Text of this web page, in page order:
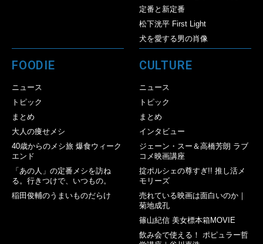
定番と新定番
松下洸平 First Light
犬を愛する男の肖像
FOODIE
ニュース
トピック
まとめ
大人の痩せメシ
40歳からのメシ旅 爆食ウィーク
エンド
「あの人」の定番メシを訪ね
る。行きつけで、いつもの。
稲田俊輔のうまいものだらけ
CULTURE
ニュース
トピック
まとめ
インタビュー
ジェーン・スー＆高橋芳朗 ラブ
コメ映画講座
掟ポルシェの尊すぎ!! 推し活メ
モリーズ
売れている映画は面白いのか｜
菊地成孔
篠山紀信 美女標本箱MOVIE
飲み会で使える！ ポピュラー哲